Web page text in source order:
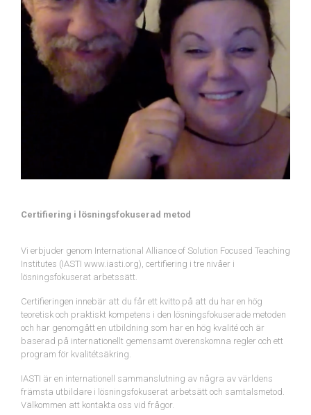
Certifiering i lösningsfokuserad metod
Vi erbjuder genom International Alliance of Solution Focused Teaching
Institutes (IASTI www.iasti.org), certifiering i tre nivåer i
lösningsfokuserat arbetssätt.
Certifieringen innebär att du får ett kvitto på att du har en hög
teoretisk och praktiskt kompetens i den lösningsfokuserade metoden
och har genomgått en utbildning som har en hög kvalité och är
baserad på internationellt gemensamt överenskomna regler och ett
program för kvalitétsäkring.
IASTI är en internationell sammanslutning av några av världens
främsta utbildare i lösningsfokuserat arbetsätt och samtalsmetod.
Välkommen att kontakta oss vid frågor.